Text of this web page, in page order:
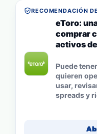
RECOMENDACIÓN
eToro:
comprar
activos
Puede
quieren
usar,
spreads y